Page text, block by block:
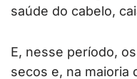
saúde do cabelo,
E, nesse período,
secos e, na maioria